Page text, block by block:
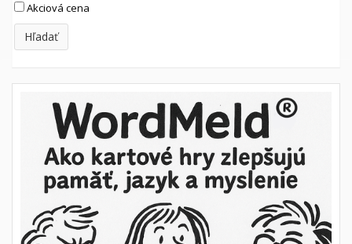
Akciová cena
Hľadať